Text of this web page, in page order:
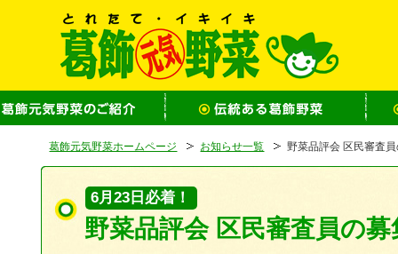
葛飾元気野菜ホームページ お知らせ一覧 野菜品評会 区民審査
6月23日必着！
野菜品評会 区民審査員の募